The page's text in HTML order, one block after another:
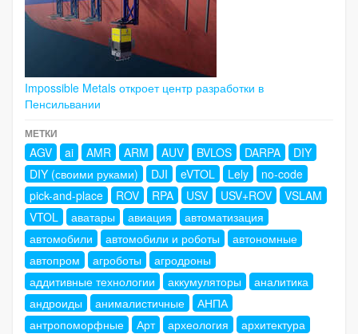
Impossible Metals откроет центр разработки в
Пенсильвании
МЕТКИ
AGV ai AMR ARM AUV BVLOS DARPA
DIY
DIY (своими руками)
DJI eVTOL Lely
no-code
pick-and-place
ROV RPA USV USV+ROV
VSLAM
VTOL
аватары авиация
автоматизация
автомобили
автомобили и роботы
автономные
автопром
агроботы
агродроны
аддитивные технологии
аккумуляторы
аналитика
андроиды
анималистичные
АНПА
антропоморфные
Арт археология
архитектура